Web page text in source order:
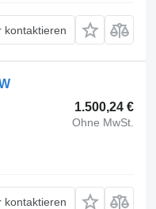
kontaktieren
1.500,24 €
Ohne MwSt.
kontaktieren